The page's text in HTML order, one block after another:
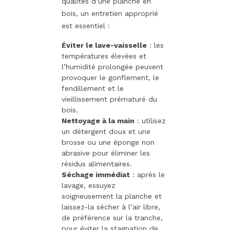
bois, un entretien approprié
est essentiel :
Éviter le lave-vaisselle : les
températures élevées et
l’humidité prolongée peuvent
provoquer le gonflement, le
fendillement et le
vieillissement prématuré du
bois.
Nettoyage à la main : utilisez
un détergent doux et une
brosse ou une éponge non
abrasive pour éliminer les
résidus alimentaires.
Séchage immédiat : après le
lavage, essuyez
soigneusement la planche et
laissez-la sécher à l’air libre,
de préférence sur la tranche,